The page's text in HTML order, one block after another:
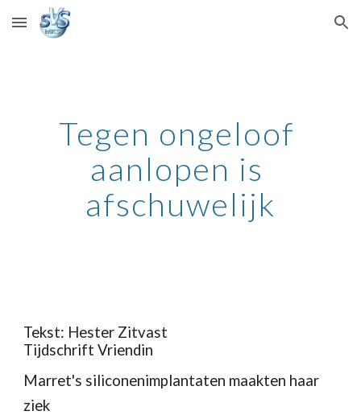
Skip to main content Skip to navigation
Tegen ongeloof
aanlopen is
afschuwelijk
Tekst: Hester Zitvast
Tijdschrift Vriendin
Marret's siliconenimplantaten maakten haar
ziek